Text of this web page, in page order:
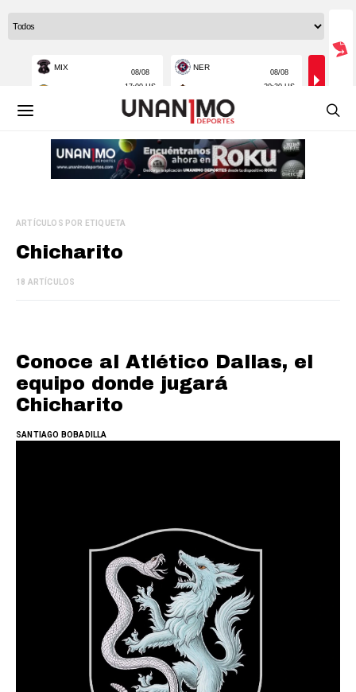
ARTÍCULOS POR ETIQUETA
Chicharito
18 ARTÍCULOS
Conoce al Atlético Dallas, el
equipo donde jugará
Chicharito
SANTIAGO BOBADILLA